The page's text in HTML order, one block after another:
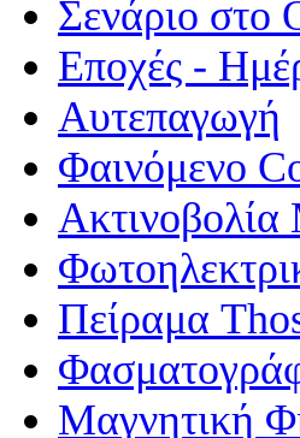
Σενάριο στο
Εποχές -
Αυτεπαγωγή
Φαινόμενο
Πείραμα
Μαγνητική